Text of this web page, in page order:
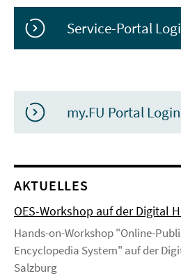
Service-Portal
my.FU Portal Login
AKTUELLES
OES-Workshop auf der Digital
Hands-on-Workshop "Online-
Encyclopedia System" auf der
Salzburg